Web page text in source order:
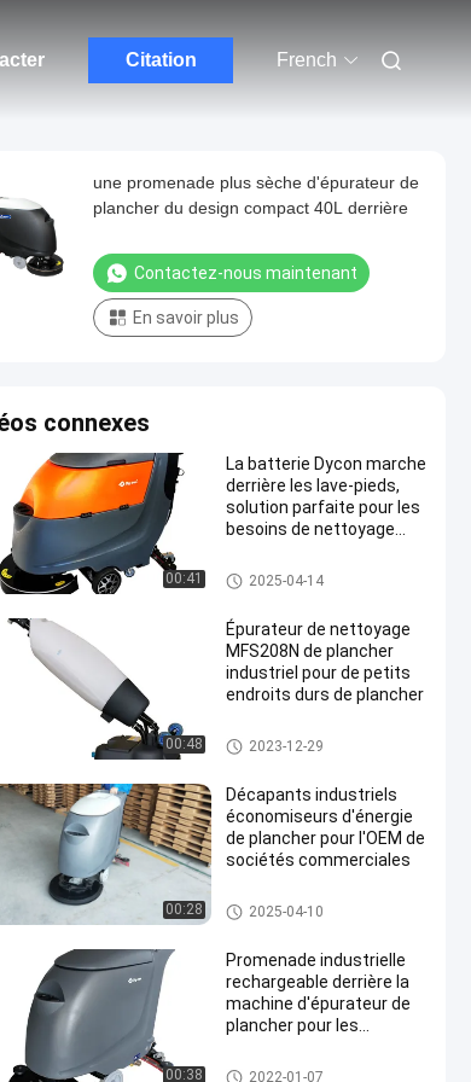
Citation French
une promenade plus sèche d'épurateur de
plancher du design compact 40L derrière
Contactez-nous maintenant
En savoir plus
connexes
00:41
La batterie Dycon marche
derrière les lave-pieds,
solution parfaite pour les
besoins de nettoyage
Marchez derrière les laveurs d
e plancher
2025-04-14
00:48
Épurateur de nettoyage
MFS208N de plancher
industriel pour de petits
endroits durs de plancher
Marchez derrière les laveurs d
e plancher
2023-12-29
00:28
Décapants industriels
économiseurs d'énergie
de plancher pour l'OEM de
sociétés commerciales
Marchez derrière les laveurs d
e plancher
2025-04-10
00:38
Promenade industrielle
rechargeable derrière la
machine d'épurateur de
plancher pour les
Marchez derrière les laveurs d
2022-01-07